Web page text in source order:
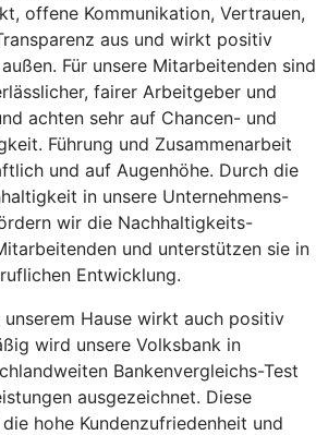
offene Kommunikation, Vertrauen,
aus und wirkt positiv
Für unsere Mitarbeitenden sind
fairer Arbeitgeber und
achten sehr auf Chancen- und
Führung und Zusammenarbeit
und auf Augenhöhe. Durch die
in unsere Unternehmens-
wir die Nachhaltigkeits-
und unterstützen sie in
Entwicklung.
Hause wirkt auch positiv
wird unsere Volksbank in
Bankenvergleichs-Test
ausgezeichnet. Diese
hohe Kundenzufriedenheit und